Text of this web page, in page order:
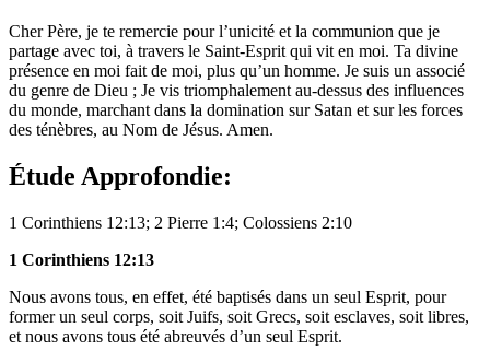
Cher Père, je te remercie pour l’unicité et la communion que je
partage avec toi, à travers le Saint-Esprit qui vit en moi. Ta divine
présence en moi fait de moi, plus qu’un homme. Je suis un associé
du genre de Dieu ; Je vis triomphalement au-dessus des influences
du monde, marchant dans la domination sur Satan et sur les forces
des ténèbres, au Nom de Jésus. Amen.
Étude Approfondie:
1 Corinthiens 12:13; 2 Pierre 1:4; Colossiens 2:10
1 Corinthiens 12:13
Nous avons tous, en effet, été baptisés dans un seul Esprit, pour
former un seul corps, soit Juifs, soit Grecs, soit esclaves, soit libres,
et nous avons tous été abreuvés d’un seul Esprit.